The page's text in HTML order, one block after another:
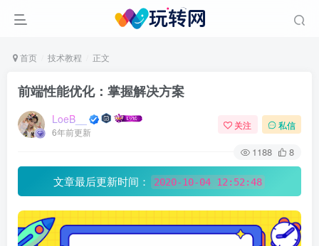
首页 技术教程 正文
前端性能优化：掌握解决方案
LoeB__
6年前更新
关注 私信
1188 8
文章最后更新时间： 2020-10-04 12:52:48